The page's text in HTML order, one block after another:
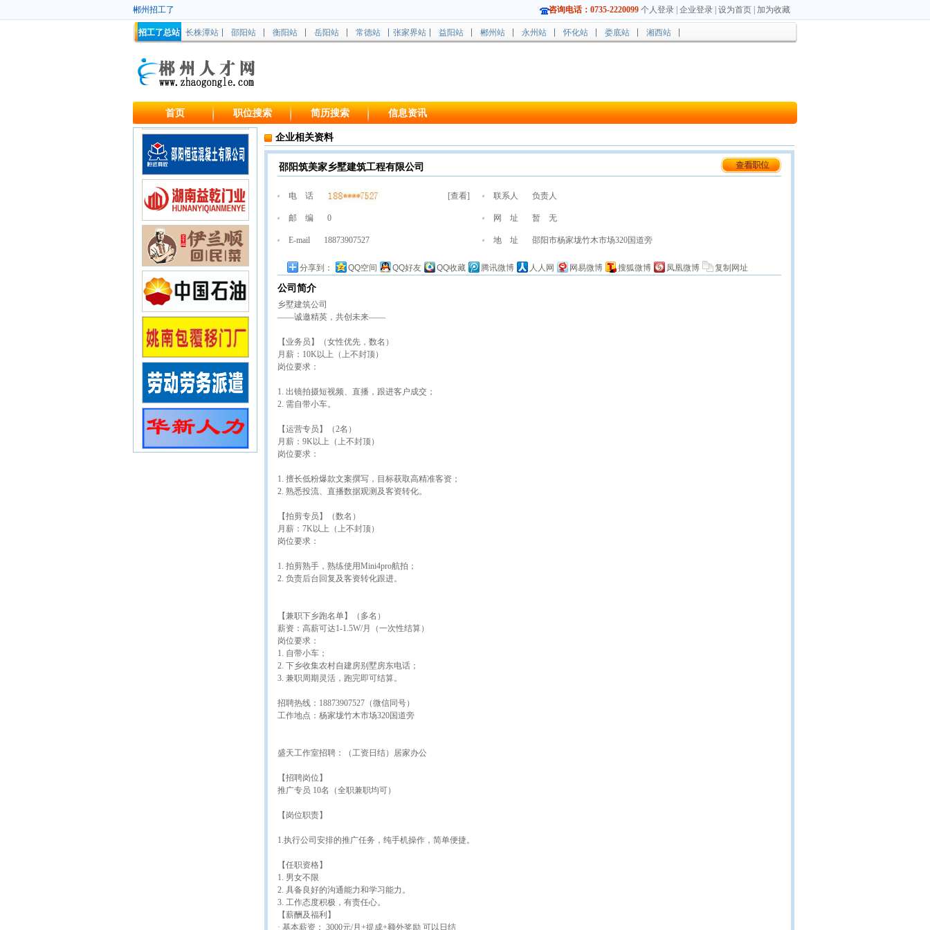
郴州招工了 咨询电话：0735-2220099 个人登录 企业登录 设为首页 加为收藏
招工了总站 长株潭站 邵阳站 衡阳站 岳阳站 常德站 张家界站 益阳站 郴州站 永州站 怀化站 娄底站 湘西站
首页 职位搜索 简历搜索 信息资讯
企业相关资料
邵阳筑美家乡墅建筑工程有限公司
电 话 [查看] 联系人 负责人
邮 编 0 网 址 暂 无
E-mail 18873907527 地 址 邵阳市杨家垅竹木市场320国道旁
分享到： QQ空间 QQ好友 QQ收藏 腾讯微博 人人网 网易微博 搜狐微博 凤凰微博 复制网址
公司简介
乡墅建筑公司
——诚邀精英，共创未来——
【业务员】（女性优先，数名）
月薪：10K以上（上不封顶）
岗位要求：
1. 出镜拍摄短视频、直播，跟进客户成交；
2. 需自带小车。
【运营专员】（2名）
月薪：9K以上（上不封顶）
岗位要求：
1. 擅长低粉爆款文案撰写，目标获取高精准客资；
2. 熟悉投流、直播数据观测及客资转化。
【拍剪专员】（数名）
月薪：7K以上（上不封顶）
岗位要求：
1. 拍剪熟手，熟练使用Mini4pro航拍；
2. 负责后台回复及客资转化跟进。
【兼职下乡跑名单】（多名）
薪资：高薪可达1-1.5W/月（一次性结算）
岗位要求：
1. 自带小车；
2. 下乡收集农村自建房别墅房东电话；
3. 兼职周期灵活，跑完即可结算。
招聘热线：18873907527（微信同号）
工作地点：杨家垅竹木市场320国道旁
盛天工作室招聘：（工资日结）居家办公
【招聘岗位】
推广专员 10名（全职兼职均可）
【岗位职责】
1.执行公司安排的推广任务，纯手机操作，简单便捷。
【任职资格】
1. 男女不限
2. 具备良好的沟通能力和学习能力。
3. 工作态度积极，有责任心。
【薪酬及福利】
· 基本薪资： 3000元/月+提成+额外奖励 可以日结